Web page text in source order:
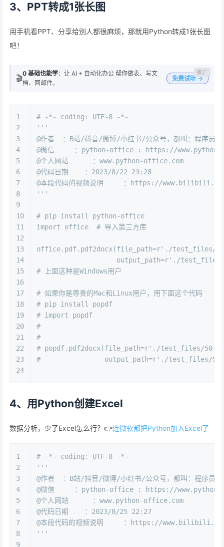
3、PPT转成1张长图
用手机看PPT、分享给别人都很麻烦，那就用Python转成1张长图
吧！
🎬0 基础也能学：让 AI + 自动化办公 帮你做表、写文
档、回邮件。
免费试听 →
1
2
3
4
5
6
7
8
9
10
11
12
13
14
15
16
17
18
19
20
21
22
23
24
# -*- coding: UTF-8 -*-
'''
@作者  ：B站/抖音/微博/小红书/公众号，都叫：程序员晚
@微信     ：python-office : https://
@个人网站      ：www.python-office.com
@代码日期    ：2023/8/22 23:28
@本段代码的视频说明     ：https://
'''
# pip install python-office
import office # 导入第三方库
office.pdf.pdf2docx(file_path=r'./test_files/
                    output_path=
r'./test_files/
# 上面这种是Windows用户
# 如果你是尊贵的Mac和Linux用户，用下面这个代码
# pip install popdf
# import popdf
#
#
# popdf.pdf2docx(file_path=r'./test_files/50-
#                output_path=r'./test_files/50-
4、用Python创建Excel
数据分析，少了Excel怎么行？👉连微软都把Python加入Excel了
1
2
3
4
5
6
7
8
9
# -*- coding: UTF-8 -*-
'''
@作者  ：B站/抖音/微博/小红书/公众号，都叫：程序员晚
@微信     ：python-office : https://
@个人网站      ：www.python-office.com
@代码日期    ：2023/8/25 22:27
@本段代码的视频说明     ：https://
'''